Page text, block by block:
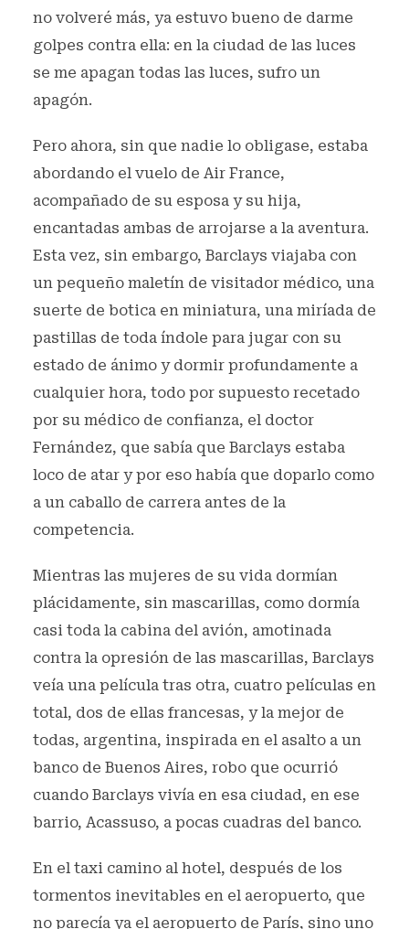
no volveré más, ya estuvo bueno de darme
golpes contra ella: en la ciudad de las luces
se me apagan todas las luces, sufro un
apagón.
Pero ahora, sin que nadie lo obligase, estaba
abordando el vuelo de Air France,
acompañado de su esposa y su hija,
encantadas ambas de arrojarse a la aventura.
Esta vez, sin embargo, Barclays viajaba con
un pequeño maletín de visitador médico, una
suerte de botica en miniatura, una miríada de
pastillas de toda índole para jugar con su
estado de ánimo y dormir profundamente a
cualquier hora, todo por supuesto recetado
por su médico de confianza, el doctor
Fernández, que sabía que Barclays estaba
loco de atar y por eso había que doparlo como
a un caballo de carrera antes de la
competencia.
Mientras las mujeres de su vida dormían
plácidamente, sin mascarillas, como dormía
casi toda la cabina del avión, amotinada
contra la opresión de las mascarillas, Barclays
veía una película tras otra, cuatro películas en
total, dos de ellas francesas, y la mejor de
todas, argentina, inspirada en el asalto a un
banco de Buenos Aires, robo que ocurrió
cuando Barclays vivía en esa ciudad, en ese
barrio, Acassuso, a pocas cuadras del banco.
En el taxi camino al hotel, después de los
tormentos inevitables en el aeropuerto, que
no parecía ya el aeropuerto de París, sino uno